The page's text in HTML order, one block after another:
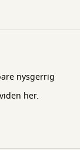
nysgerrig
her.